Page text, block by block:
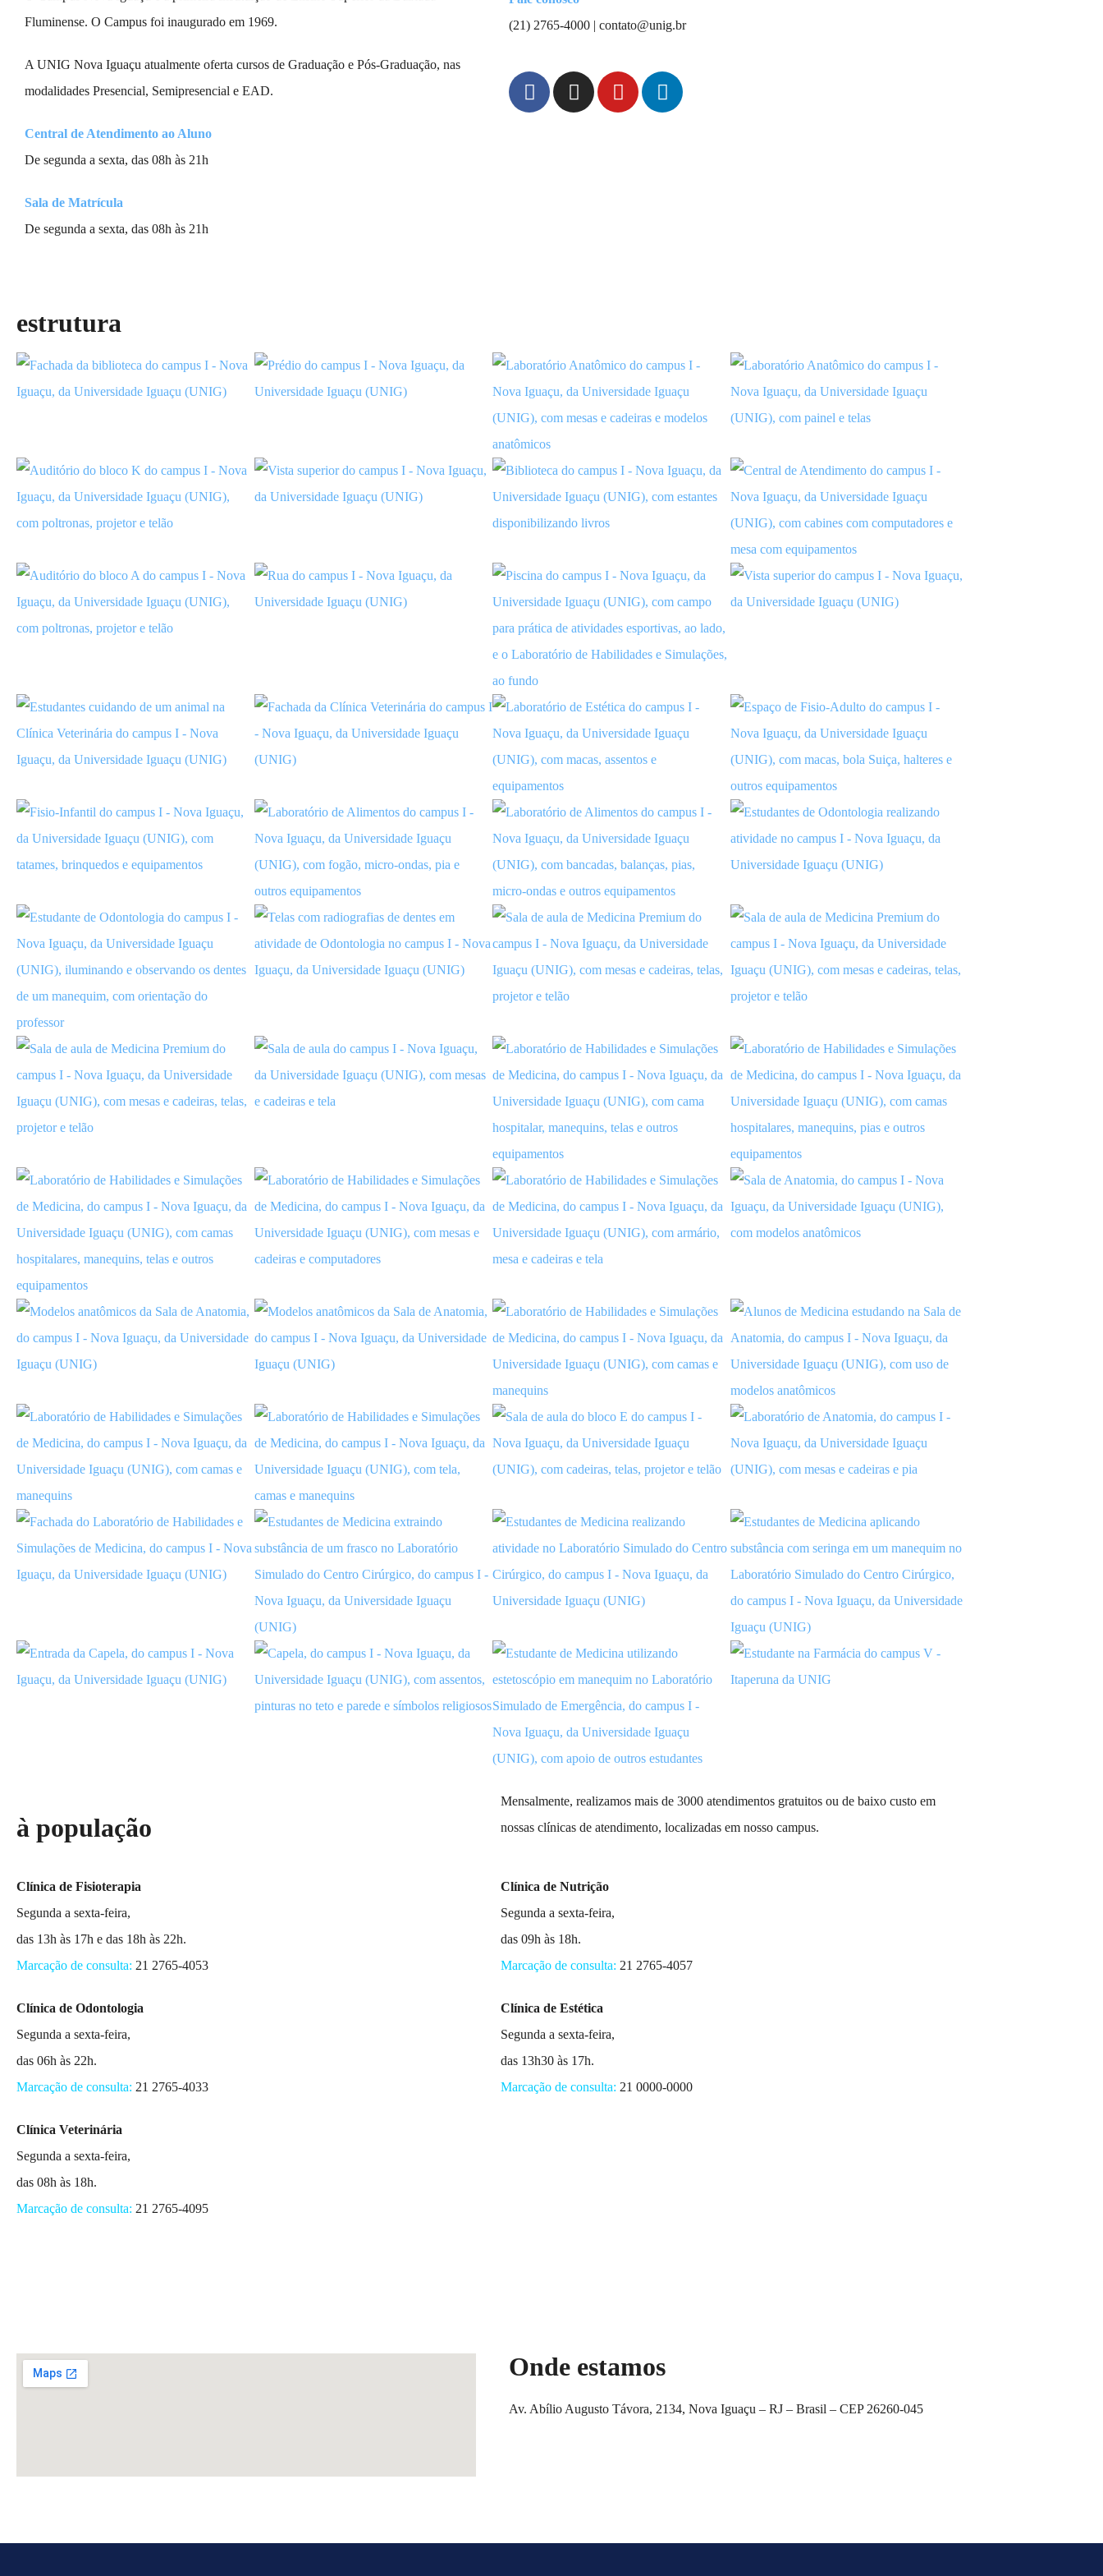
Fluminense. O Campus foi inaugurado em 1969.
A UNIG Nova Iguaçu atualmente oferta cursos de Graduação e Pós-Graduação, nas
modalidades Presencial, Semipresencial e EAD.
Central de Atendimento ao Aluno
De segunda a sexta, das 08h às 21h
Sala de Matrícula
De segunda a sexta, das 08h às 21h
(21) 2765-4000 | contato@unig.br
estrutura
à população
Mensalmente, realizamos mais de 3000 atendimentos gratuitos ou de baixo custo em
nossas clínicas de atendimento, localizadas em nosso campus.
Clínica de Fisioterapia
Segunda a sexta-feira,
das 13h às 17h e das 18h às 22h.
Marcação de consulta: 21 2765-4053
Clínica de Odontologia
Segunda a sexta-feira,
das 06h às 22h.
Marcação de consulta: 21 2765-4033
Clínica Veterinária
Segunda a sexta-feira,
das 08h às 18h.
Marcação de consulta: 21 2765-4095
Clínica de Nutrição
Segunda a sexta-feira,
das 09h às 18h.
Marcação de consulta: 21 2765-4057
Clínica de Estética
Segunda a sexta-feira,
das 13h30 às 17h.
Marcação de consulta: 21 0000-0000
Onde estamos
Av. Abílio Augusto Távora, 2134, Nova Iguaçu – RJ – Brasil – CEP 26260-045